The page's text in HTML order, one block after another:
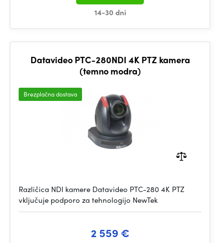
14-30 dni
Datavideo PTC-280NDI 4K PTZ kamera
(temno modra)
Brezplačna dostava
Različica NDI kamere Datavideo PTC-280 4K PTZ
vključuje podporo za tehnologijo NewTek
2 559 €